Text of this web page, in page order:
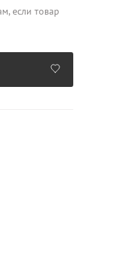
если товар